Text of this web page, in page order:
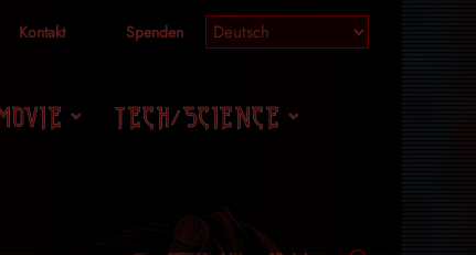
Kontakt Spenden
TECH/SCIENCE